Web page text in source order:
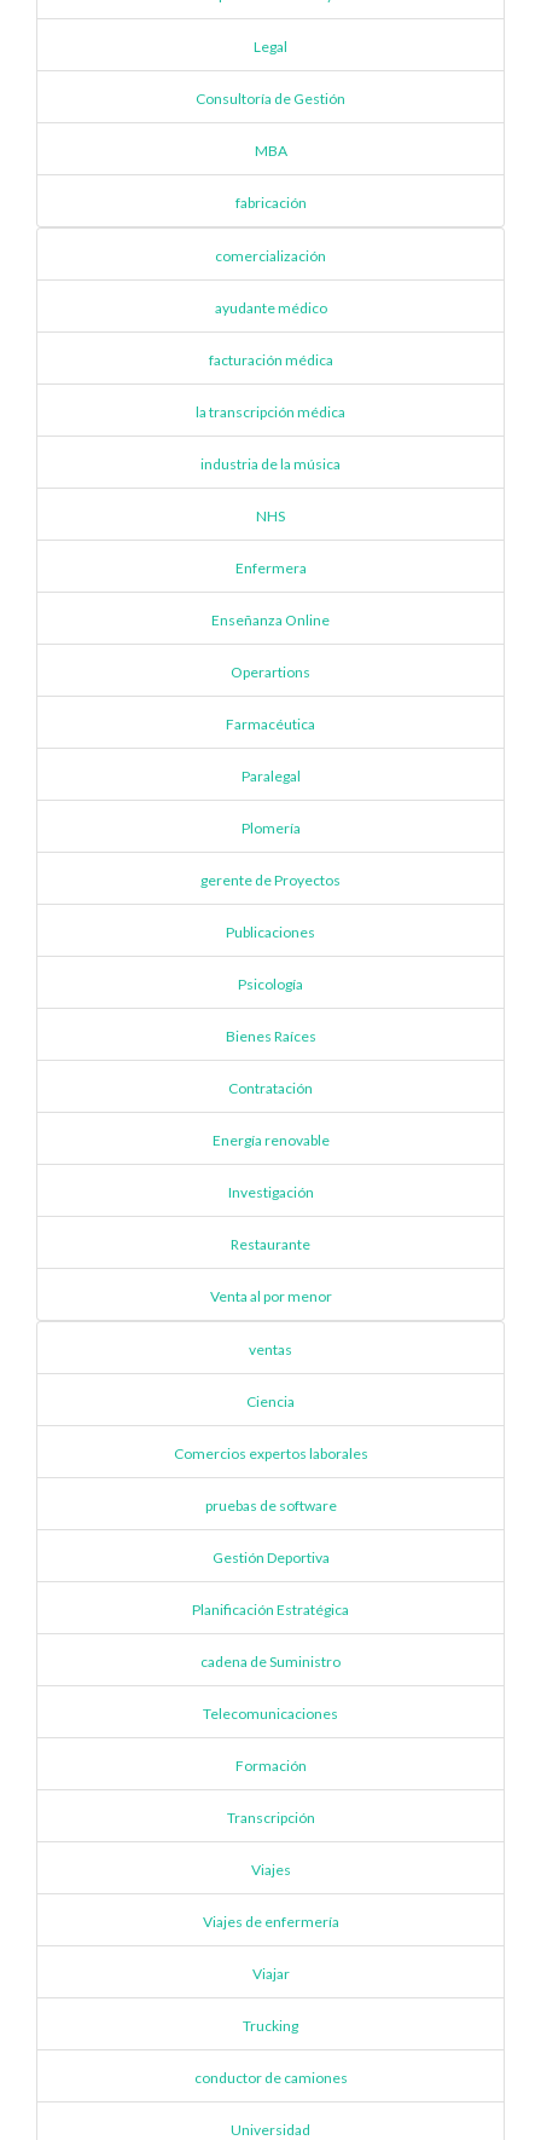
Legal
Consultoría de Gestión
MBA
fabricación
comercialización
ayudante médico
facturación médica
la transcripción médica
industria de la música
NHS
Enfermera
Enseñanza Online
Operartions
Farmacéutica
Paralegal
Plomería
gerente de Proyectos
Publicaciones
Psicología
Bienes Raíces
Contratación
Energía renovable
Investigación
Restaurante
Venta al por menor
ventas
Ciencia
Comercios expertos laborales
pruebas de software
Gestión Deportiva
Planificación Estratégica
cadena de Suministro
Telecomunicaciones
Formación
Transcripción
Viajes
Viajes de enfermería
Viajar
Trucking
conductor de camiones
Universidad